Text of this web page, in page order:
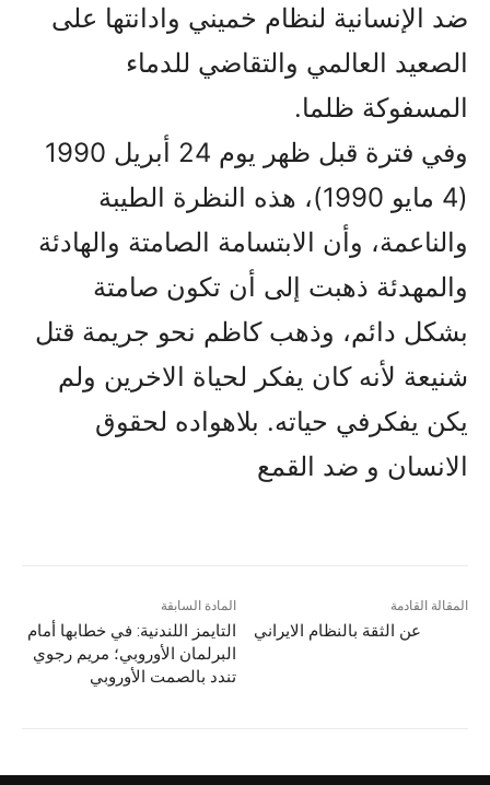
ضد الإنسانية لنظام خميني وادانتها على
الصعيد العالمي والتقاضي للدماء
المسفوكة ظلما.
وفي فترة قبل ظهر يوم 24 أبريل 1990
(4 مايو 1990)، هذه النظرة الطيبة
والناعمة، وأن الابتسامة الصامتة والهادئة
والمهدئة ذهبت إلى أن تكون صامتة
بشكل دائم، وذهب كاظم نحو جريمة قتل
شنيعة لأنه كان يفكر لحياة الاخرين ولم
يكن يفكرفي حياته. بلاهواده لحقوق
الانسان و ضد القمع
المادة السابقة
التايمز اللندنية: في خطابها أمام
البرلمان الأوروبي؛ مريم رجوي
تندد بالصمت الأوروبي
المقالة القادمة
عن الثقة بالنظام الايراني